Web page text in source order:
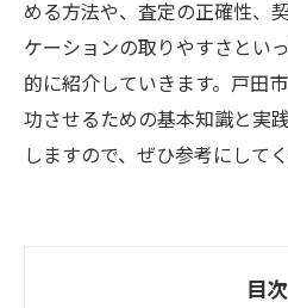
める方法や、査定の正確性、
ケーションの取りやすさとい
的に紹介していきます。戸田
功させるための基本知識と実
しますので、ぜひ参考にしてく
目次